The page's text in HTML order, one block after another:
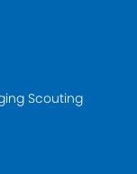
Scouting